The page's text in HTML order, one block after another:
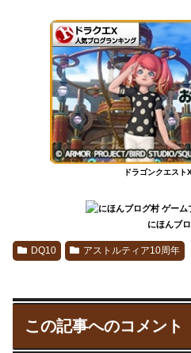
ドラゴンクエスト
にほんブ
DQ10 アストルティア10周年
この記事へのコメント